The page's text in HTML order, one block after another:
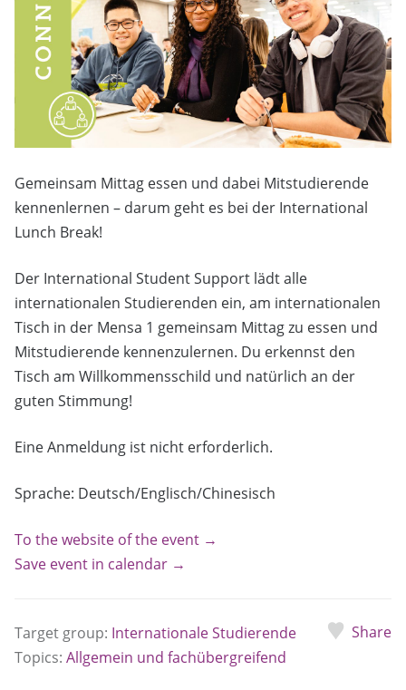
Gemeinsam Mittag essen und dabei Mitstudierende
kennenlernen – darum geht es bei der International
Lunch Break!
Der International Student Support lädt alle
internationalen Studierenden ein, am internationalen
Tisch in der Mensa 1 gemeinsam Mittag zu essen und
Mitstudierende kennenzulernen. Du erkennst den
Tisch am Willkommensschild und natürlich an der
guten Stimmung!
Eine Anmeldung ist nicht erforderlich.
Sprache: Deutsch/Englisch/Chinesisch
To the website of the event →
Save event in calendar →
Target group: Internationale Studierende
Topics: Allgemein und fachübergreifend
Share